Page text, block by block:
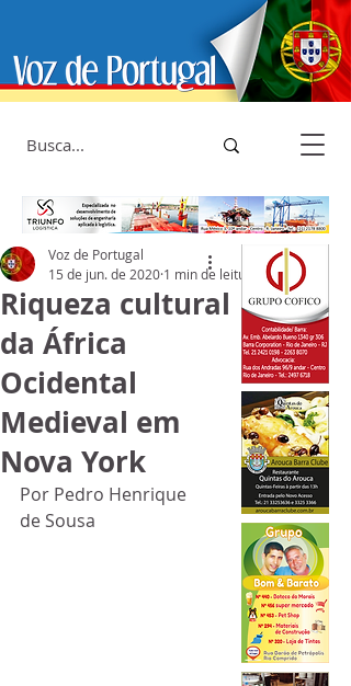
Riqueza cultural
da África
Ocidental
Medieval em
Nova York
Voz de Portugal
15 de jun. de 2020 1 min de leitura
Por Pedro Henrique
de Sousa